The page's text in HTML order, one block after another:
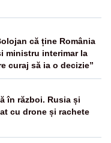
că ține România
ministru interimar la
curaj să ia o decizie”
în război. Rusia și
cu drone și rachete